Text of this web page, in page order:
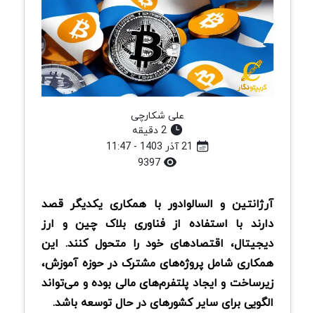
علی شکارچی
2 دقیقه
آرژانتین و السالوادور با همکاری یکدیگر قصد
دارند با استفاده از فناوری بلاک چین و ارز
دیجیتال، اقتصادهای خود را متحول کنند. این
همکاری شامل پروژه‌های مشترک در حوزه آموزش،
زیرساخت و ایجاد پلتفرم‌های مالی بوده و می‌تواند
الگویی برای سایر کشورهای در حال توسعه باشد.